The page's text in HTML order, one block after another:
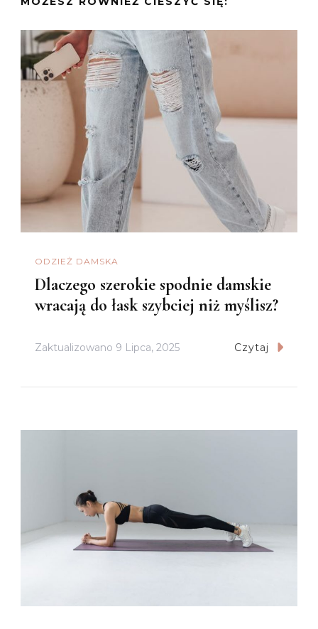
ODZIEŻ DAMSKA
Dlaczego szerokie spodnie damskie
wracają do łask szybciej niż myślisz?
Zaktualizowano 9 Lipca, 2025 Czytaj